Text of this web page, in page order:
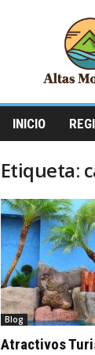
INICIO
Etiqueta:
Blog
Atractivos